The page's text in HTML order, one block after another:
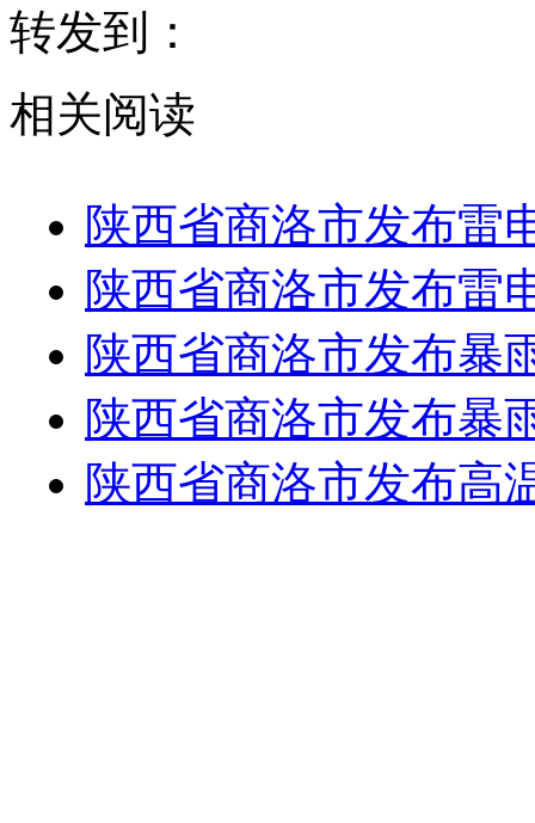
转发到：
相关阅读
陕西省商洛市发布雷
陕西省商洛市发布雷
陕西省商洛市发布暴
陕西省商洛市发布暴
陕西省商洛市发布高